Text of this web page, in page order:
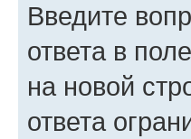
Введите
ответа в
на новой
ответа